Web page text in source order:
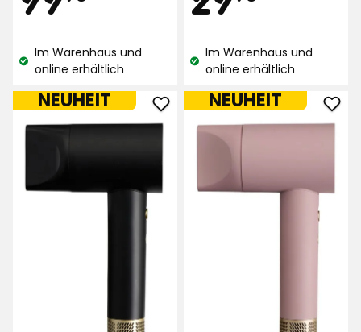
Sternen,
auf
888
Bewertungen
€
Lagerbestand:
Im Warenhaus und
online erhältlich
auf
Bewertungen
€
Lagerbestand:
Im Warenhaus und
online erhältlich
NEUHEIT
Föhn
BLDC
hinzufügen
NEUHEIT